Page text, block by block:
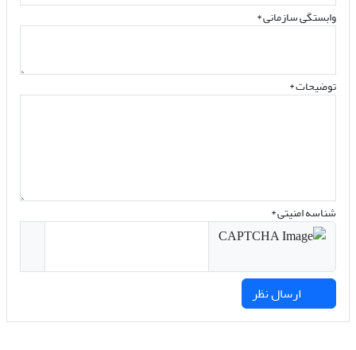
وابستگی سازمانی *
توضیحات *
شناسه امنیتی *